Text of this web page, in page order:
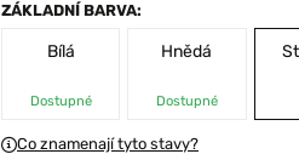
ZÁKLADNÍ BARVA:
Bílá
Dostupné
Hnědá
Dostupné
Co znamenají tyto stavy?